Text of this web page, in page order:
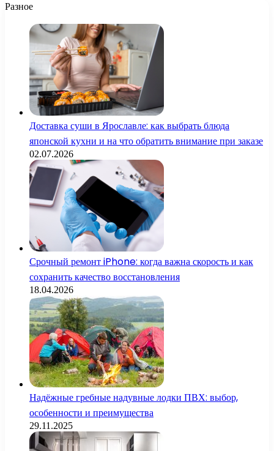
Разное
Доставка суши в Ярославле: как выбрать блюда
японской кухни и на что обратить внимание при заказе
02.07.2026
Срочный ремонт iPhone: когда важна скорость и как
сохранить качество восстановления
18.04.2026
Надёжные гребные надувные лодки ПВХ: выбор,
особенности и преимущества
29.11.2025